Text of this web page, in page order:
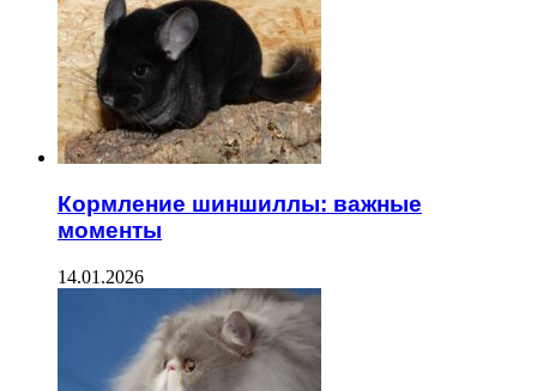
Кормление шиншиллы: важные
моменты
14.01.2026